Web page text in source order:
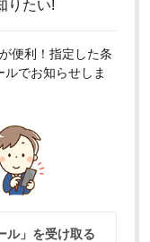
りたい!
が便利！指定した条
でお知らせしま
ル」を受け取る